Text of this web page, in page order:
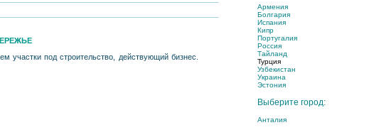
под строительство, действующий бизнес.
Армения
Болгария
Испания
Кипр
Португалия
Россия
Тайланд
Турция
Узбекистан
Украина
Эстония
Выберите город:
Анталия